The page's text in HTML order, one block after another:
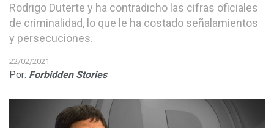
Rodrigo Duterte y ha contradicho las cifras oficiales
de criminalidad, lo que le ha costado señalamientos
y persecuciones.
22/02/2021
Por: Forbidden Stories